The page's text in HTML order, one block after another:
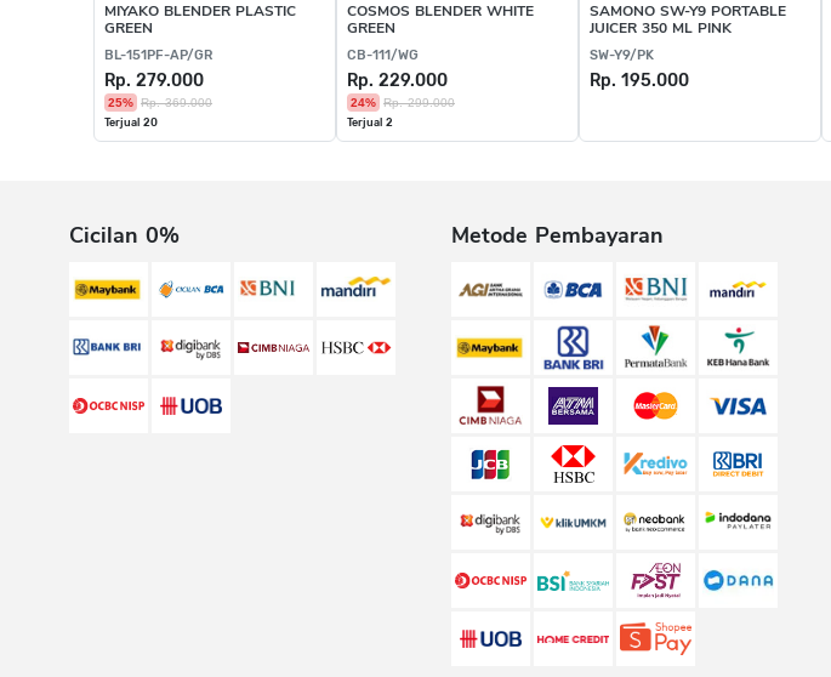
MIYAKO BLENDER PLASTIC
GREEN
BL-151PF-AP/GR
Rp. 279.000
25% Rp. 369.000
Terjual 20
COSMOS BLENDER WHITE
GREEN
CB-111/WG
Rp. 229.000
24% Rp. 299.000
Terjual 2
SAMONO SW-Y9 PORTABLE
JUICER 350 ML PINK
SW-Y9/PK
Rp. 195.000
Cicilan 0% Metode Pembayaran